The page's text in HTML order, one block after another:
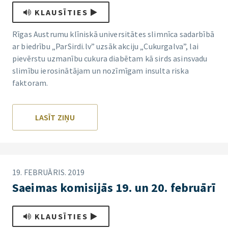
KLAUSĪTIES
Rīgas Austrumu klīniskā universitātes slimnīca sadarbībā
ar biedrību „ParSirdi.lv” uzsāk akciju „Cukurgalva”, lai
pievērstu uzmanību cukura diabētam kā sirds asinsvadu
slimību ierosinātājam un nozīmīgam insulta riska
faktoram.
LASĪT ZIŅU
19. FEBRUĀRIS. 2019
Saeimas komisijās 19. un 20. februārī
KLAUSĪTIES